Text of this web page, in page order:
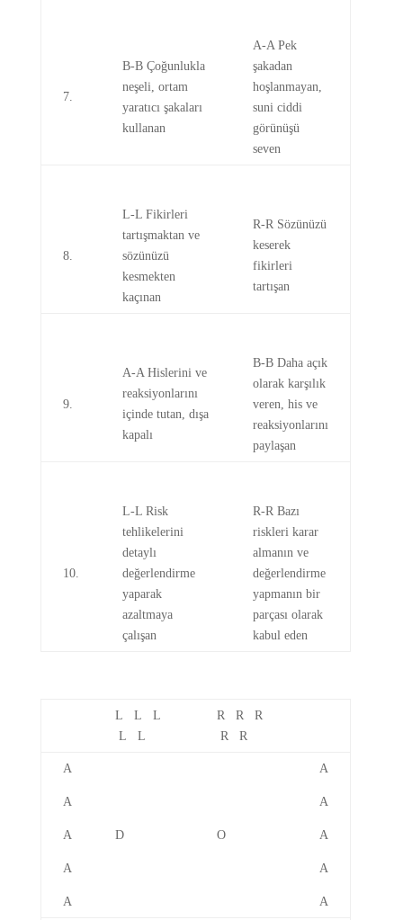
7.
B-B Çoğunlukla
neşeli, ortam
yaratıcı şakaları
kullanan
A-A Pek
şakadan
hoşlanmayan,
suni ciddi
görünüşü
seven
8.
L-L Fikirleri
tartışmaktan ve
sözünüzü
kesmekten
kaçınan
R-R Sözünüzü
keserek
fikirleri
tartışan
9.
A-A Hislerini ve
reaksiyonlarını
içinde tutan, dışa
kapalı
B-B Daha açık
olarak karşılık
veren, his ve
reaksiyonlarını
paylaşan
10.
L-L Risk
tehlikelerini
detaylı
değerlendirme
yaparak
azaltmaya
çalışan
R-R Bazı
riskleri karar
almanın ve
değerlendirme
yapmanın bir
parçası olarak
kabul eden
L L L
L L
R R R
R R
A
A
A
A
A
D O
A
A
A
A
A